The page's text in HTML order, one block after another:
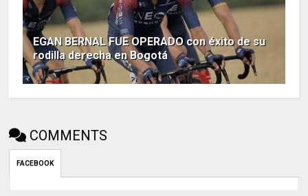
EGAN BERNAL FUE OPERADO con éxito de su
rodilla derecha en Bogotá
COMMENTS
FACEBOOK